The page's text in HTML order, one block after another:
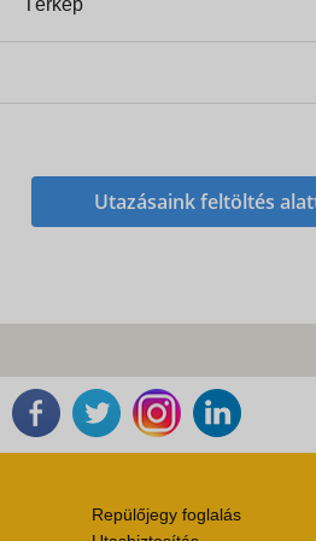
Térkép
Utazásaink feltöltés
Repülőjegy foglalás